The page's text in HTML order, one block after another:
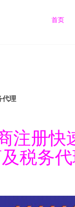
首页
代理
注册快
税务